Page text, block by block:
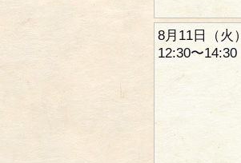
8月11日（火）
12:30〜14:30